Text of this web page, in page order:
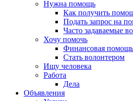
Нужна помощь
Как получить
Подать запрос на
Часто задаваемые
Хочу помочь
Финансовая помощь
Стать волонтером
Ищу человека
Работа
Дела
Объявления